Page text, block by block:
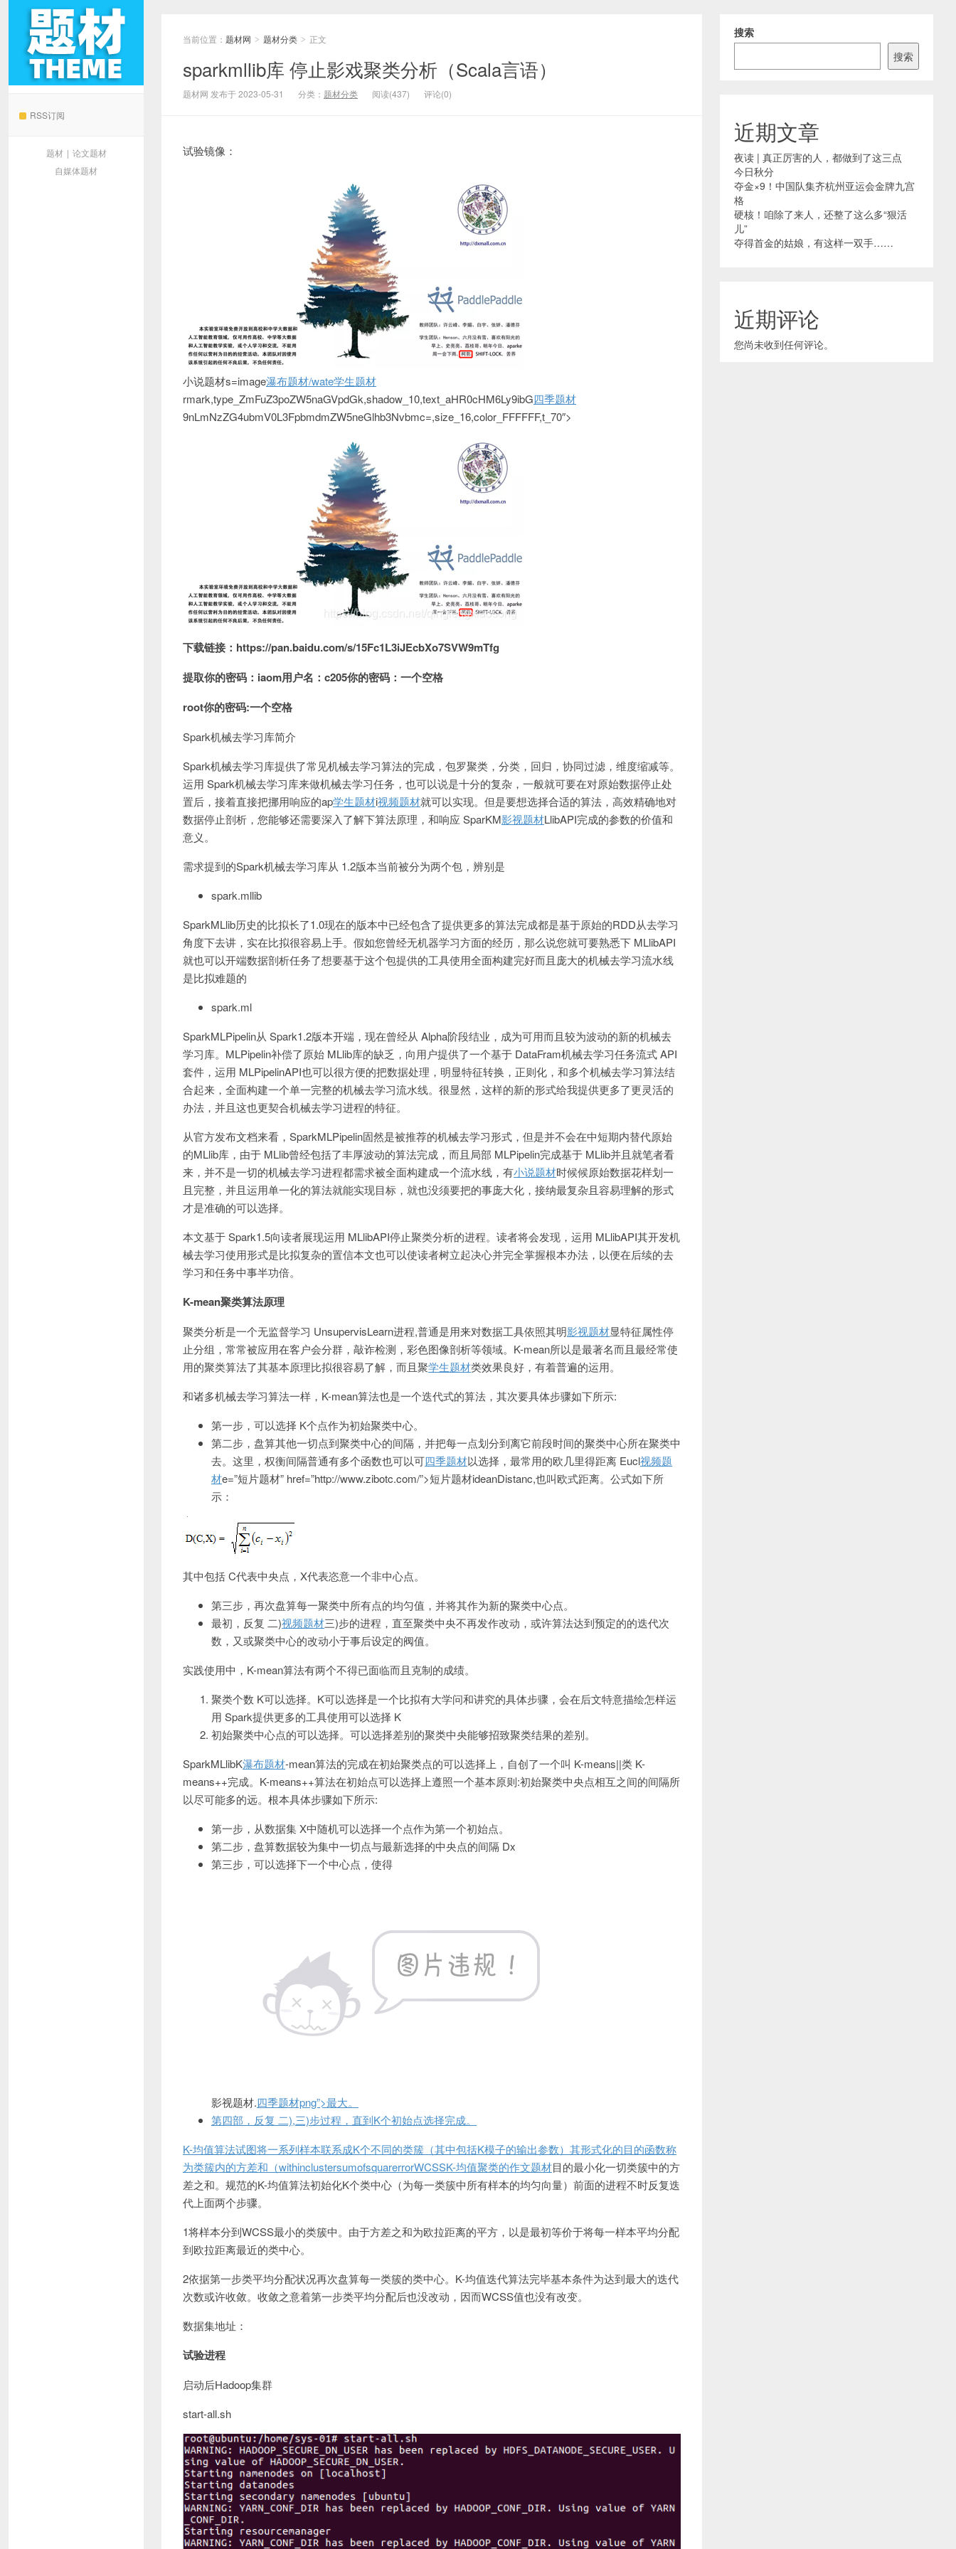
RSS订阅
题材 | 论文题材
自媒体题材
当前位置： 题材网 > 题材分类 > 正文
sparkmllib库 停止影戏聚类分析（Scala言语）
题材网 发布于 2023-05-31 分类： 题材分类 阅读(437) 评论(0)
试验镜像：
小说题材s=image瀑布题材/wate学生题材
rmark,type_ZmFuZ3poZW5naGVpdGk,shadow_10,text_aHR0cHM6Ly9ibG四季题材
9nLmNzZG4ubmV0L3FpbmdmZW5neGlhb3Nvbmc=,size_16,color_FFFFFF,t_70″>
下载链接：https://pan.baidu.com/s/15Fc1L3iJEcbXo7SVW9mTfg
提取你的密码：iaom用户名：c205你的密码：一个空格
root你的密码:一个空格
Spark机械去学习库简介
Spark机械去学习库提供了常见机械去学习算法的完成，包罗聚类，分类，回归，协同过滤，维度缩减等。
运用 Spark机械去学习库来做机械去学习任务，也可以说是十分的复杂，一般就可要在对原始数据停止处
置后，接着直接把挪用响应的ap学生题材i视频题材就可以实现。但是要想选择合适的算法，高效精确地对
数据停止剖析，您能够还需要深入了解下算法原理，和响应 SparKM影视题材LlibAPI完成的参数的价值和
意义。
需求提到的Spark机械去学习库从 1.2版本当前被分为两个包，辨别是
spark.mllib
SparkMLlib历史的比拟长了1.0现在的版本中已经包含了提供更多的算法完成都是基于原始的RDD从去学习
角度下去讲，实在比拟很容易上手。假如您曾经无机器学习方面的经历，那么说您就可要熟悉下 MLlibAPI
就也可以开端数据剖析任务了想要基于这个包提供的工具使用全面构建完好而且庞大的机械去学习流水线
是比拟难题的
spark.ml
SparkMLPipelin从 Spark1.2版本开端，现在曾经从 Alpha阶段结业，成为可用而且较为波动的新的机械去
学习库。MLPipelin补偿了原始 MLlib库的缺乏，向用户提供了一个基于 DataFram机械去学习任务流式 API
套件，运用 MLPipelinAPI也可以很方便的把数据处理，明显特征转换，正则化，和多个机械去学习算法结
合起来，全面构建一个单一完整的机械去学习流水线。很显然，这样的新的形式给我提供更多了更灵活的
办法，并且这也更契合机械去学习进程的特征。
从官方发布文档来看，SparkMLPipelin固然是被推荐的机械去学习形式，但是并不会在中短期内替代原始
的MLlib库，由于 MLlib曾经包括了丰厚波动的算法完成，而且局部 MLPipelin完成基于 MLlib并且就笔者看
来，并不是一切的机械去学习进程都需求被全面构建成一个流水线，有小说题材时候候原始数据花样划一
且完整，并且运用单一化的算法就能实现目标，就也没须要把的事庞大化，接纳最复杂且容易理解的形式
才是准确的可以选择。
本文基于 Spark1.5向读者展现运用 MLlibAPI停止聚类分析的进程。读者将会发现，运用 MLlibAPI其开发机
械去学习使用形式是比拟复杂的置信本文也可以使读者树立起决心并完全掌握根本办法，以便在后续的去
学习和任务中事半功倍。
K-mean聚类算法原理
聚类分析是一个无监督学习 UnsupervisLearn进程,普通是用来对数据工具依照其明影视题材显特征属性停
止分组，常常被应用在客户会分群，敲诈检测，彩色图像剖析等领域。K-mean所以是最著名而且最经常使
用的聚类算法了其基本原理比拟很容易了解，而且聚学生题材类效果良好，有着普遍的运用。
和诸多机械去学习算法一样，K-mean算法也是一个迭代式的算法，其次要具体步骤如下所示:
第一步，可以选择 K个点作为初始聚类中心。
第二步，盘算其他一切点到聚类中心的间隔，并把每一点划分到离它前段时间的聚类中心所在聚类中
去。这里，权衡间隔普通有多个函数也可以可四季题材以选择，最常用的欧几里得距离 Eucl视频题
材e=”短片题材” href=”http://www.zibotc.com/”>短片题材ideanDistanc,也叫欧式距离。公式如下所
示：
其中包括 C代表中央点，X代表恣意一个非中心点。
第三步，再次盘算每一聚类中所有点的均匀值，并将其作为新的聚类中心点。
最初，反复 二)视频题材三)步的进程，直至聚类中央不再发作改动，或许算法达到预定的的迭代次
数，又或聚类中心的改动小于事后设定的阀值。
实践使用中，K-mean算法有两个不得已面临而且克制的成绩。
聚类个数 K可以选择。K可以选择是一个比拟有大学问和讲究的具体步骤，会在后文特意描绘怎样运
用 Spark提供更多的工具使用可以选择 K
初始聚类中心点的可以选择。可以选择差别的聚类中央能够招致聚类结果的差别。
SparkMLlibK瀑布题材-mean算法的完成在初始聚类点的可以选择上，自创了一个叫 K-means||类 K-
means++完成。K-means++算法在初始点可以选择上遵照一个基本原则:初始聚类中央点相互之间的间隔所
以尽可能多的远。根本具体步骤如下所示:
第一步，从数据集 X中随机可以选择一个点作为第一个初始点。
第二步，盘算数据较为集中一切点与最新选择的中央点的间隔 Dx
第三步，可以选择下一个中心点，使得
影视题材.四季题材png”>最大。
第四部，反复 二),三)步过程，直到K个初始点选择完成。
K-均值算法试图将一系列样本联系成K个不同的类簇（其中包括K模子的输出参数）其形式化的目的函数称
为类簇内的方差和（withinclustersumofsquarerrorWCSSK-均值聚类的作文题材目的最小化一切类簇中的方
差之和。规范的K-均值算法初始化K个类中心（为每一类簇中所有样本的均匀向量）前面的进程不时反复迭
代上面两个步骤。
1将样本分到WCSS最小的类簇中。由于方差之和为欧拉距离的平方，以是最初等价于将每一样本平均分配
到欧拉距离最近的类中心。
2依据第一步类平均分配状况再次盘算每一类簇的类中心。K-均值迭代算法完毕基本条件为达到最大的迭代
次数或许收敛。收敛之意着第一步类平均分配后也没改动，因而WCSS值也没有改变。
数据集地址：
试验进程
启动后Hadoop集群
start-all.sh
搜索
搜索
近期文章
夜读 | 真正厉害的人，都做到了这三点
今日秋分
夺金×9！中国队集齐杭州亚运会金牌九宫
格
硬核！咱除了来人，还整了这么多“狠活
儿”
夺得首金的姑娘，有这样一双手……
近期评论
您尚未收到任何评论。